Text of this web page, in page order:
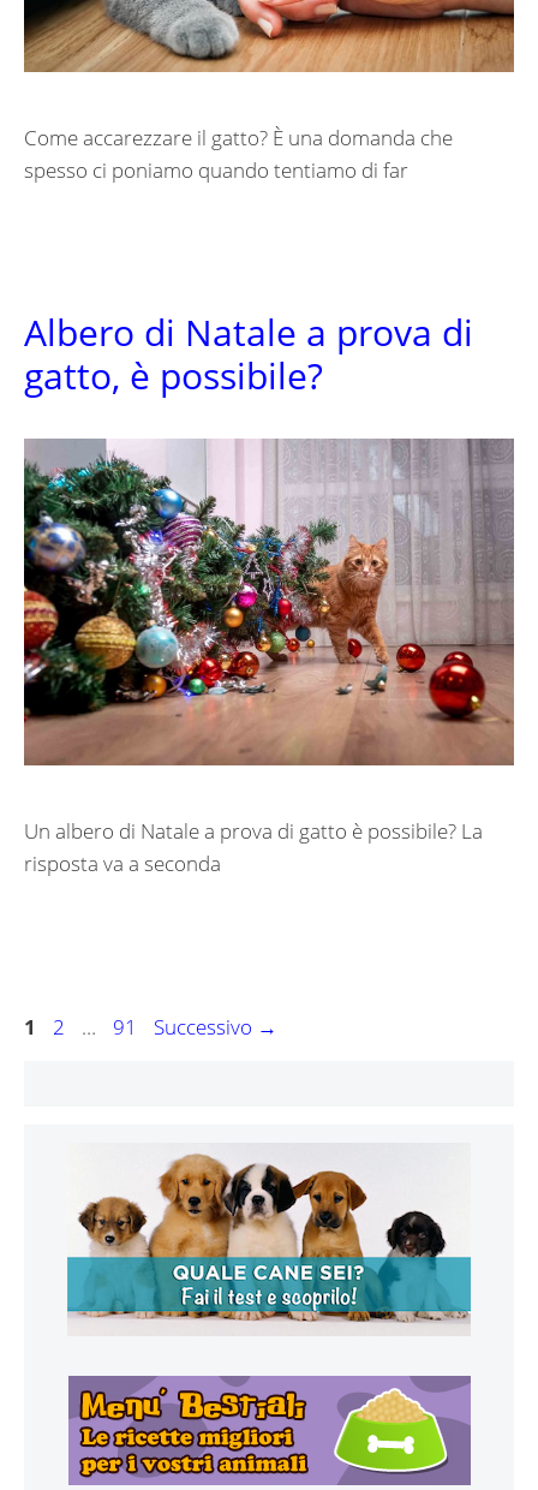
Come accarezzare il gatto? È una domanda che
spesso ci poniamo quando tentiamo di far
Albero di Natale a prova di
gatto, è possibile?
Un albero di Natale a prova di gatto è possibile? La
risposta va a seconda
Navigazione
Pagina
1 Pagina
2 … Pagina
91 Successivo →